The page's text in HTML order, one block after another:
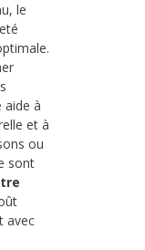
le
aide à
et à
ou
sont
avec